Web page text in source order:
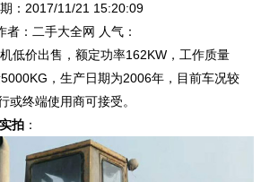
：2017/11/21 15:20:09
者：二手大全网 人气：
低价出售，额定功率162KW，工作质量
，生产日期为2006年，目前车况较
或终端使用商可接受。
拍 ：